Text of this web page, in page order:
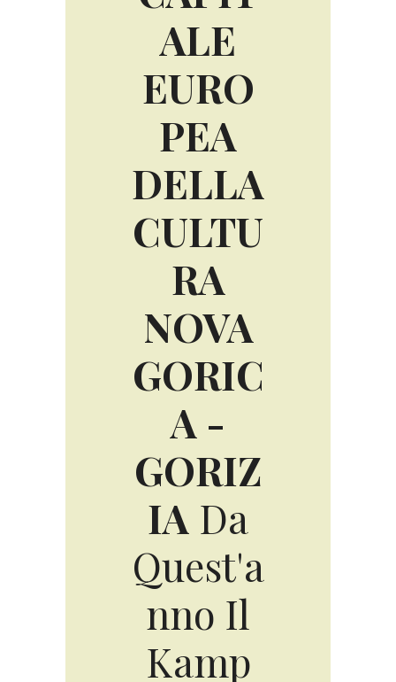
ALE
EURO
PEA
DELLA
CULTU
RA
NOVA
GORIC
A -
GORIZ
IA Da
Quest'a
nno Il
Kamp